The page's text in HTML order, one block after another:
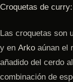
Croquetas de
Las croquetas son
y en Arko aúnan el
añadido del cerdo al
combinación de